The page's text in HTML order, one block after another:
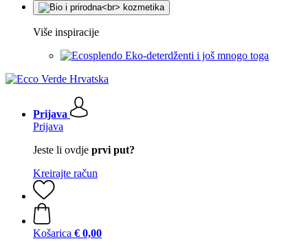
Više inspiracije
Eko-deterdženti i još mnogo toga
Prijava
Prijava
Jeste li ovdje prvi put?
Kreirajte račun
Košarica € 0,00